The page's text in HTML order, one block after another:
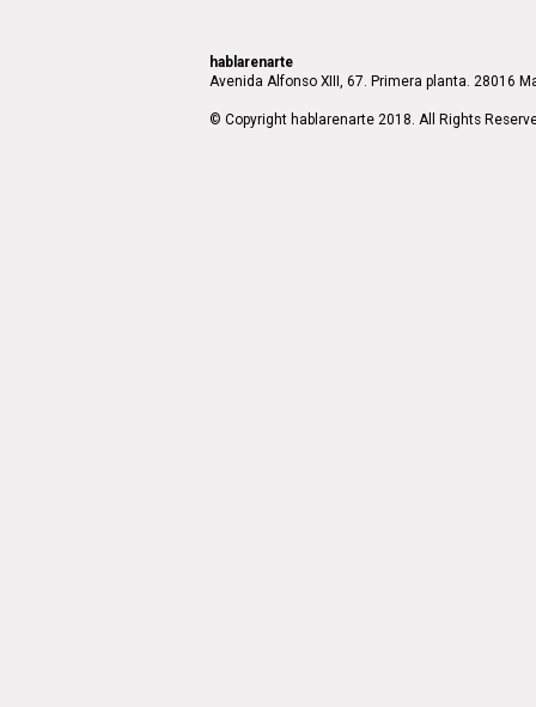
hablarenarte
Avenida Alfonso XIII, 67. Primera planta. 28016
© Copyright hablarenarte 2018. All Rights